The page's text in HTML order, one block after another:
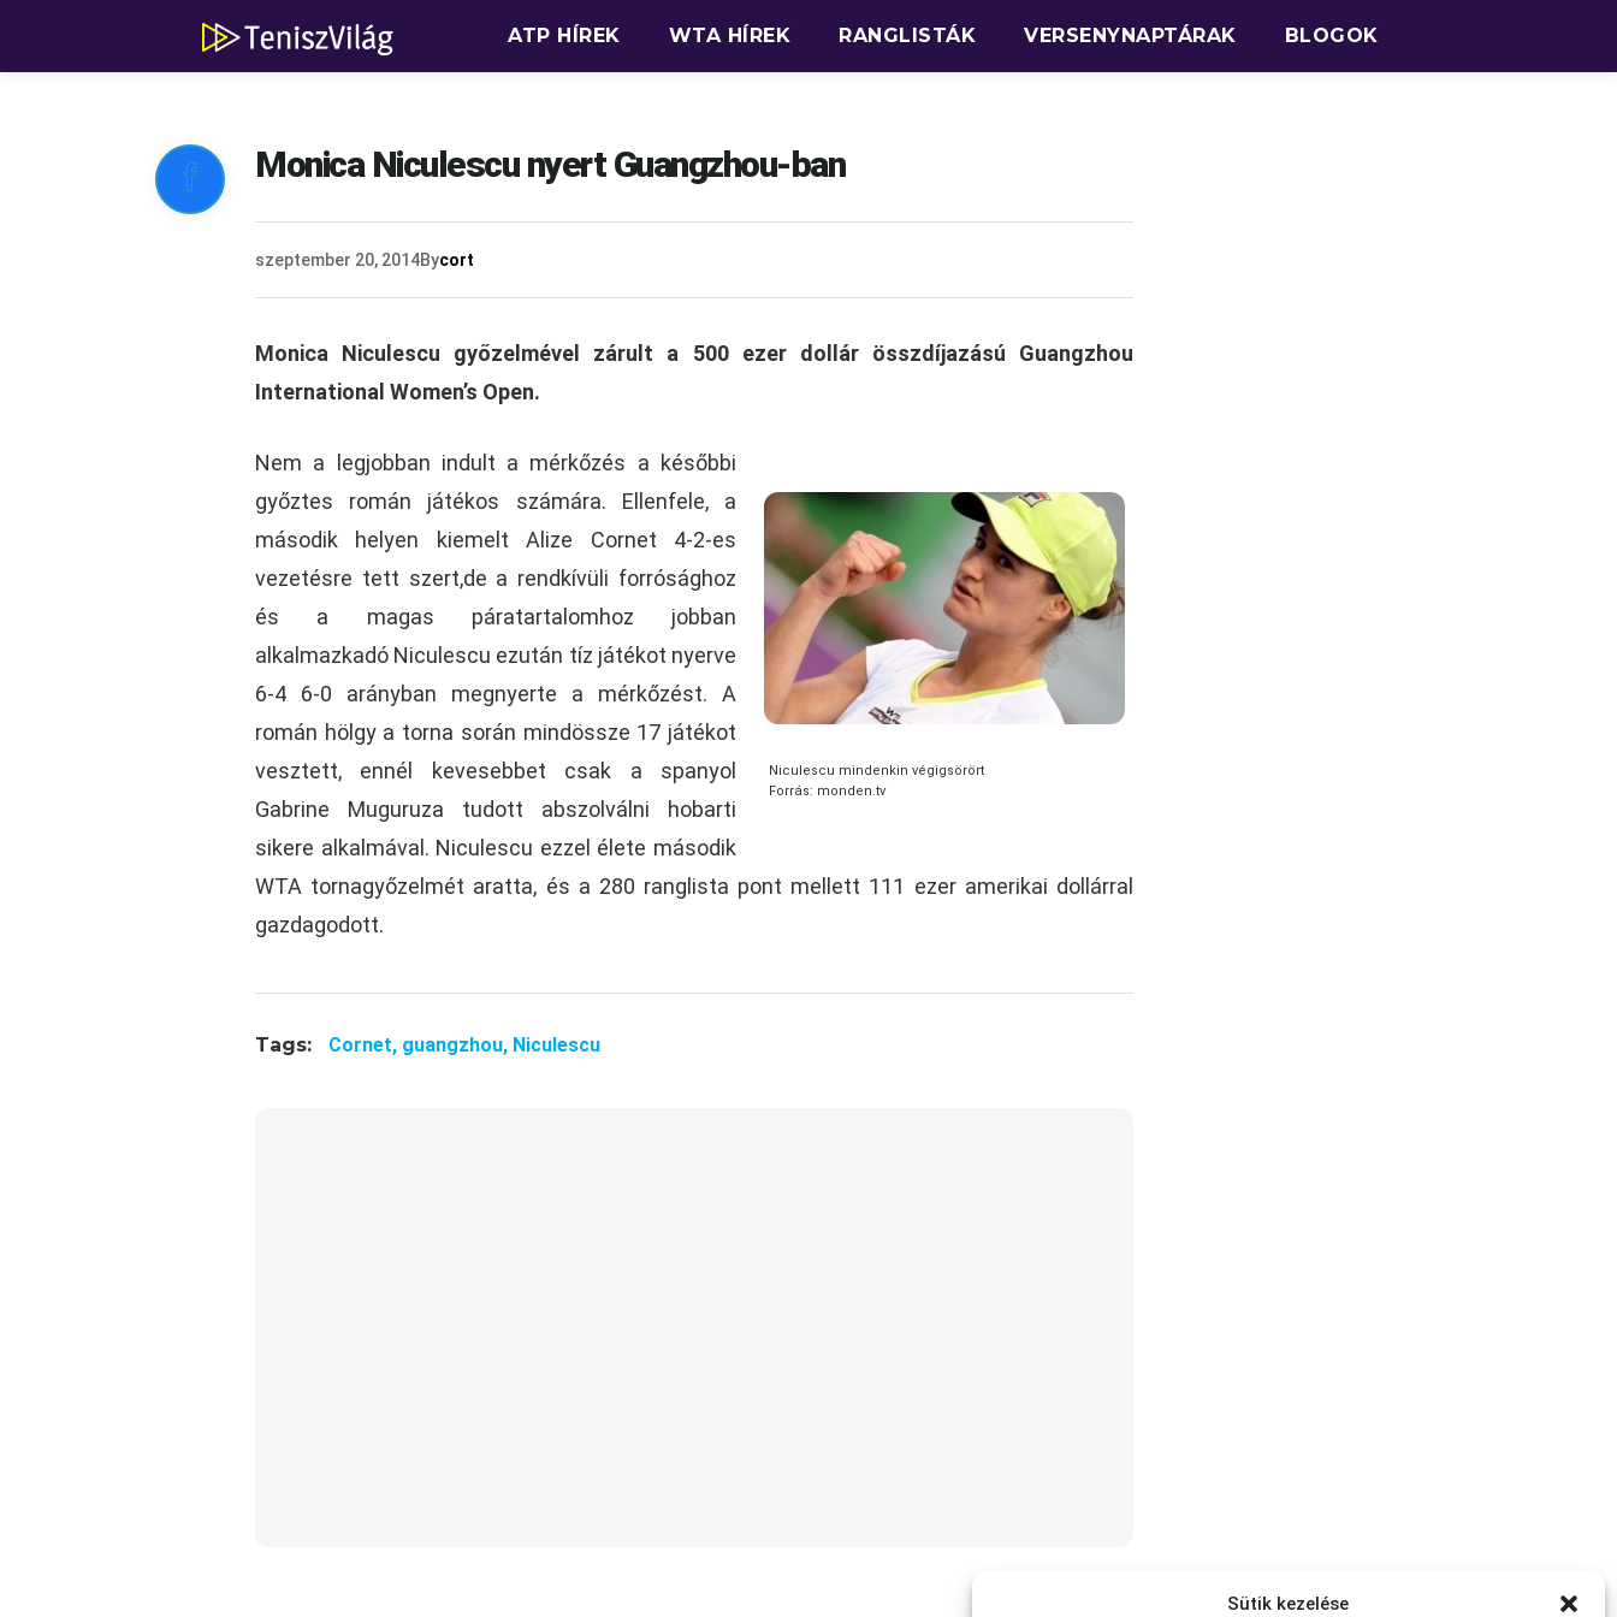
Sütik kezelése
ATP HÍREK WTA HÍREK RANGLISTÁK VERSENYNAPTÁRAK BLOGOK
 Monica Niculescu nyert Guangzhou-ban
szeptember 20, 2014Bycort
Monica Niculescu győzelmével zárult a 500 ezer dollár összdíjazású Guangzhou
International Women’s Open.
Niculescu mindenkin végigsörört
Forrás: monden.tv
Nem a legjobban indult a mérkőzés a későbbi
győztes román játékos számára. Ellenfele, a
második helyen kiemelt Alize Cornet 4-2-es
vezetésre tett szert,de a rendkívüli forrósághoz
és a magas páratartalomhoz jobban
alkalmazkadó Niculescu ezután tíz játékot nyerve
6-4 6-0 arányban megnyerte a mérkőzést. A
román hölgy a torna során mindössze 17 játékot
vesztett, ennél kevesebbet csak a spanyol
Gabrine Muguruza tudott abszolválni hobarti
sikere alkalmával. Niculescu ezzel élete második
WTA tornagyőzelmét aratta, és a 280 ranglista pont mellett 111 ezer amerikai dollárral
gazdagodott.
Tags: Cornet, guangzhou, Niculescu